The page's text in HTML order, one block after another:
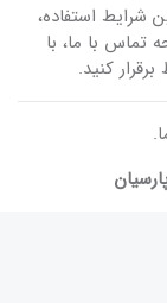
شرایط استفاده،
تماس با ما، با
کنید.